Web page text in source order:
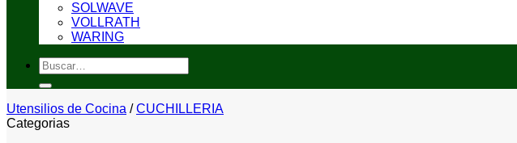
SOLWAVE
VOLLRATH
WARING
Buscar
por:
Utensilios de Cocina / CUCHILLERIA
Categorias